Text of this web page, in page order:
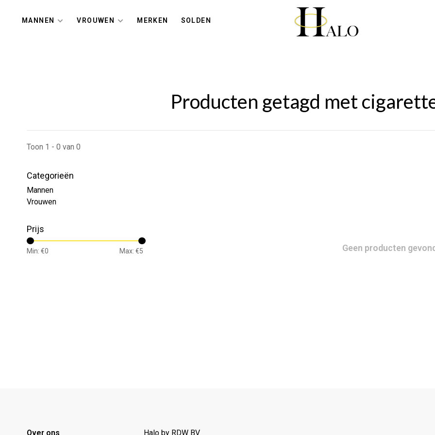
MANNEN VROUWEN MERKEN SOLDEN
Producten getagd met
Toon 1 - 0 van 0
Categorieën
Mannen
Vrouwen
Prijs
Min: €0 Max: €5 Geen producten
Over ons Halo by RDW BV